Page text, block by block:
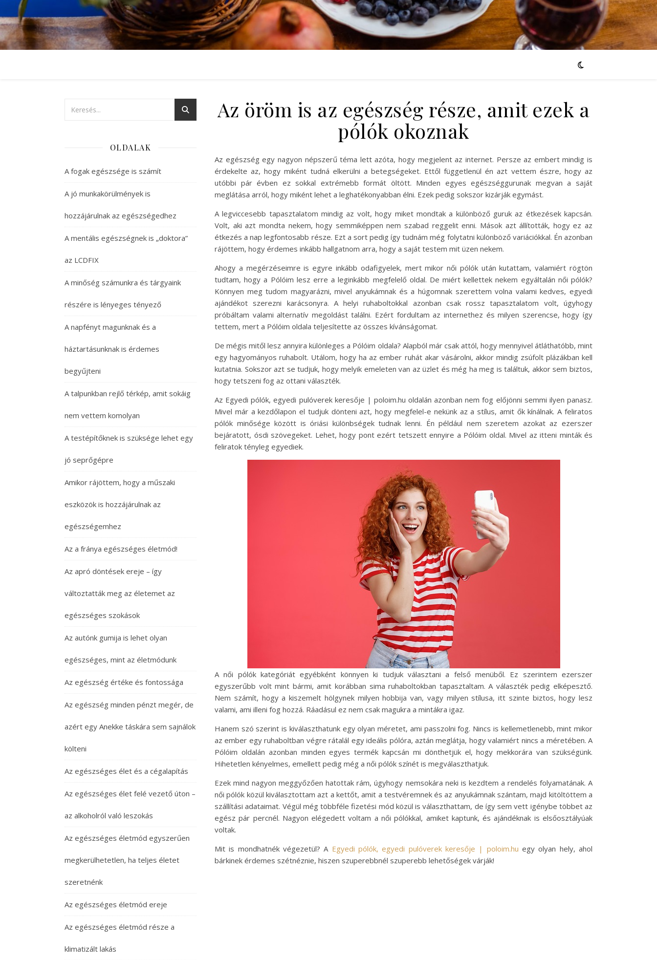
OLDALAK
A fogak egészsége is számít
A jó munkakörülmények is
hozzájárulnak az egészségedhez
A mentális egészségnek is „doktora”
az LCDFIX
A minőség számunkra és tárgyaink
részére is lényeges tényező
A napfényt magunknak és a
háztartásunknak is érdemes
begyűjteni
A talpunkban rejlő térkép, amit sokáig
nem vettem komolyan
A testépítőknek is szüksége lehet egy
jó seprőgépre
Amikor rájöttem, hogy a műszaki
eszközök is hozzájárulnak az
egészségemhez
Az a fránya egészséges életmód!
Az apró döntések ereje – így
változtatták meg az életemet az
egészséges szokások
Az autónk gumija is lehet olyan
egészséges, mint az életmódunk
Az egészség értéke és fontossága
Az egészség minden pénzt megér, de
azért egy Anekke táskára sem sajnálok
költeni
Az egészséges élet és a cégalapítás
Az egészséges élet felé vezető úton –
az alkoholról való leszokás
Az egészséges életmód egyszerűen
megkerülhetetlen, ha teljes életet
szeretnénk
Az egészséges életmód ereje
Az egészséges életmód része a
klimatizált lakás
Az öröm is az egészség része, amit ezek a
pólók okoznak
Az egészség egy nagyon népszerű téma lett azóta, hogy megjelent az internet. Persze az embert mindig is
érdekelte az, hogy miként tudná elkerülni a betegségeket. Ettől függetlenül én azt vettem észre, hogy az
utóbbi pár évben ez sokkal extrémebb formát öltött. Minden egyes egészséggurunak megvan a saját
meglátása arról, hogy miként lehet a leghatékonyabban élni. Ezek pedig sokszor kizárják egymást.
A legviccesebb tapasztalatom mindig az volt, hogy miket mondtak a különböző guruk az étkezések kapcsán.
Volt, aki azt mondta nekem, hogy semmiképpen nem szabad reggelit enni. Mások azt állították, hogy ez az
étkezés a nap legfontosabb része. Ezt a sort pedig így tudnám még folytatni különböző variációkkal. Én azonban
rájöttem, hogy érdemes inkább hallgatnom arra, hogy a saját testem mit üzen nekem.
Ahogy a megérzéseimre is egyre inkább odafigyelek, mert mikor női pólók után kutattam, valamiért rögtön
tudtam, hogy a Pólóim lesz erre a leginkább megfelelő oldal. De miért kellettek nekem egyáltalán női pólók?
Könnyen meg tudom magyarázni, mivel anyukámnak és a húgomnak szerettem volna valami kedves, egyedi
ajándékot szerezni karácsonyra. A helyi ruhaboltokkal azonban csak rossz tapasztalatom volt, úgyhogy
próbáltam valami alternatív megoldást találni. Ezért fordultam az internethez és milyen szerencse, hogy így
tettem, mert a Pólóim oldala teljesítette az összes kívánságomat.
De mégis mitől lesz annyira különleges a Pólóim oldala? Alapból már csak attól, hogy mennyivel átláthatóbb, mint
egy hagyományos ruhabolt. Utálom, hogy ha az ember ruhát akar vásárolni, akkor mindig zsúfolt plázákban kell
kutatnia. Sokszor azt se tudjuk, hogy melyik emeleten van az üzlet és még ha meg is találtuk, akkor sem biztos,
hogy tetszeni fog az ottani választék.
Az Egyedi pólók, egyedi pulóverek keresője | poloim.hu oldalán azonban nem fog előjönni semmi ilyen panasz.
Mivel már a kezdőlapon el tudjuk dönteni azt, hogy megfelel-e nekünk az a stílus, amit ők kínálnak. A feliratos
pólók minősége között is óriási különbségek tudnak lenni. Én például nem szeretem azokat az ezerszer
bejáratott, ósdi szövegeket. Lehet, hogy pont ezért tetszett ennyire a Pólóim oldal. Mivel az itteni minták és
feliratok tényleg egyediek.
A női pólók kategóriát egyébként könnyen ki tudjuk választani a felső menüből. Ez szerintem ezerszer
egyszerűbb volt mint bármi, amit korábban sima ruhaboltokban tapasztaltam. A választék pedig elképesztő.
Nem számít, hogy a kiszemelt hölgynek milyen hobbija van, vagy milyen stílusa, itt szinte biztos, hogy lesz
valami, ami illeni fog hozzá. Ráadásul ez nem csak magukra a mintákra igaz.
Hanem szó szerint is kiválaszthatunk egy olyan méretet, ami passzolni fog. Nincs is kellemetlenebb, mint mikor
az ember egy ruhaboltban végre rátalál egy ideális pólóra, aztán meglátja, hogy valamiért nincs a méretében. A
Pólóim oldalán azonban minden egyes termék kapcsán mi dönthetjük el, hogy mekkorára van szükségünk.
Hihetetlen kényelmes, emellett pedig még a női pólók színét is megválaszthatjuk.
Ezek mind nagyon meggyőzően hatottak rám, úgyhogy nemsokára neki is kezdtem a rendelés folyamatának. A
női pólók közül kiválasztottam azt a kettőt, amit a testvéremnek és az anyukámnak szántam, majd kitöltöttem a
szállítási adataimat. Végül még többféle fizetési mód közül is választhattam, de így sem vett igénybe többet az
egész pár percnél. Nagyon elégedett voltam a női pólókkal, amiket kaptunk, és ajándéknak is elsőosztályúak
voltak.
Mit is mondhatnék végezetül? A Egyedi pólók, egyedi pulóverek keresője | poloim.hu egy olyan hely, ahol
bárkinek érdemes szétnéznie, hiszen szuperebbnél szuperebb lehetőségek várják!